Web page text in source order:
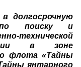
долгосрочную
по поиску и
технической
в зоне
флота «Тайны
янтарного